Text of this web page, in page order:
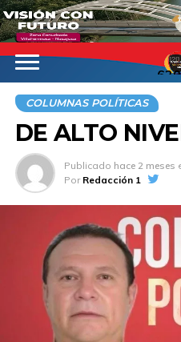
COLUMNAS POLÍTICAS
DE ALTO
Publicado hace 2 meses
Por Redacción 1